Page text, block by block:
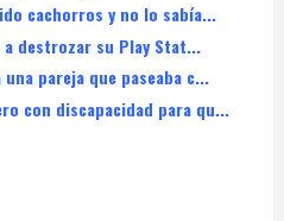
cachorros y no lo sabía...
a destrozar su Play Stat...
pareja que paseaba c...
con discapacidad para qu...